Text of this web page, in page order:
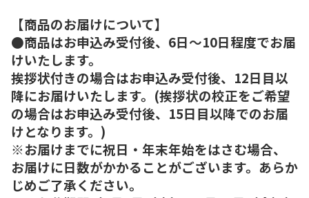
【商品のお届けについて】
●商品はお申込み受付後、6日～10日程度でお届
けいたします。
挨拶状付きの場合はお申込み受付後、12日目以
降にお届けいたします。(挨拶状の校正をご希望
の場合はお申込み受付後、15日目以降でのお届
けとなります。)
※お届けまでに祝日・年末年始をはさむ場合、
お届けに日数がかかることがございます。あらか
じめご了承ください。